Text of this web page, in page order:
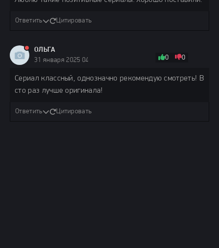
Ответить Цитировать
ОЛЬГА
31 января 2025 04:49
0 0
Сериал классный, однозначно рекомендую смотреть! В
сто раз лучше оригинала!
Ответить Цитировать